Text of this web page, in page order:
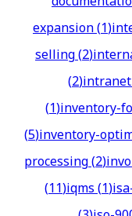
expansion(1)
selling(2)
(2)intranet
(1)inventory-
(5)inventory-
processing(2)
(11)iqms(1)